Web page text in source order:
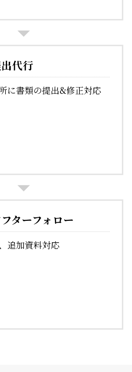
代行
に書類の提出&修正対応
ターフォロー
追加資料対応